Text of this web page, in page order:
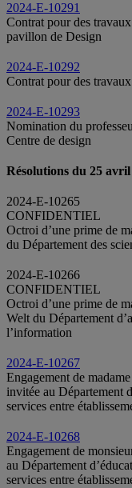
2024-E-10291
Contrat pour des
pavillon de Design
2024-E-10292
Contrat pour des
2024-E-10293
Nomination du
Centre de design
Résolutions du 25 avril
2024-E-10265
CONFIDENTIEL
Octroi d’une prime de
du Département des
2024-E-10266
CONFIDENTIEL
Octroi d’une prime de
Welt du Département
l’information
2024-E-10267
Engagement de
invitée au Département
services entre
2024-E-10268
Engagement de
au Département
services entre